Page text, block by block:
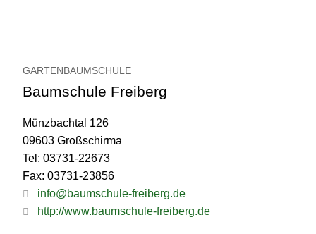
GARTENBAUMSCHULE
Baumschule Freiberg
Münzbachtal 126
09603 Großschirma
Tel: 03731-22673
Fax: 03731-23856
info@baumschule-freiberg.de
http://www.baumschule-freiberg.de